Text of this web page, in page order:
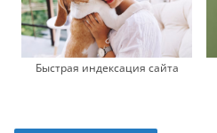
Быстрая индексация сайта